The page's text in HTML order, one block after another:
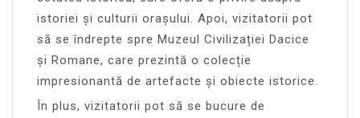
istoriei și culturii orașului. Apoi, vizitatorii pot
să se îndrepte spre Muzeul Civilizației Dacice
și Romane, care prezintă o colecție
impresionantă de artefacte și obiecte istorice.
În plus, vizitatorii pot să se bucure de